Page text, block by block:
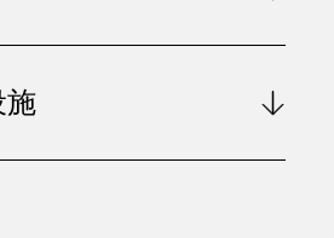
施